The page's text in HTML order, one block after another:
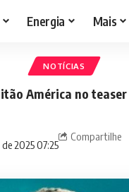
Energia Mais
NOTÍCIAS
América no teaser
2025 07:25
Compartilhe